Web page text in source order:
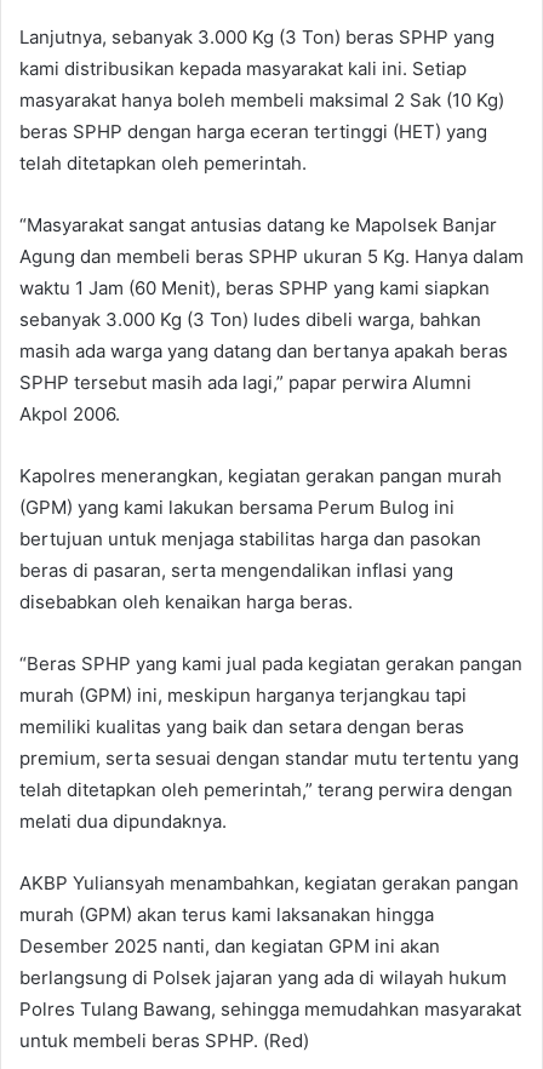
Lanjutnya, sebanyak 3.000 Kg (3 Ton) beras SPHP yang
kami distribusikan kepada masyarakat kali ini. Setiap
masyarakat hanya boleh membeli maksimal 2 Sak (10 Kg)
beras SPHP dengan harga eceran tertinggi (HET) yang
telah ditetapkan oleh pemerintah.
“Masyarakat sangat antusias datang ke Mapolsek Banjar
Agung dan membeli beras SPHP ukuran 5 Kg. Hanya dalam
waktu 1 Jam (60 Menit), beras SPHP yang kami siapkan
sebanyak 3.000 Kg (3 Ton) ludes dibeli warga, bahkan
masih ada warga yang datang dan bertanya apakah beras
SPHP tersebut masih ada lagi,” papar perwira Alumni
Akpol 2006.
Kapolres menerangkan, kegiatan gerakan pangan murah
(GPM) yang kami lakukan bersama Perum Bulog ini
bertujuan untuk menjaga stabilitas harga dan pasokan
beras di pasaran, serta mengendalikan inflasi yang
disebabkan oleh kenaikan harga beras.
“Beras SPHP yang kami jual pada kegiatan gerakan pangan
murah (GPM) ini, meskipun harganya terjangkau tapi
memiliki kualitas yang baik dan setara dengan beras
premium, serta sesuai dengan standar mutu tertentu yang
telah ditetapkan oleh pemerintah,” terang perwira dengan
melati dua dipundaknya.
AKBP Yuliansyah menambahkan, kegiatan gerakan pangan
murah (GPM) akan terus kami laksanakan hingga
Desember 2025 nanti, dan kegiatan GPM ini akan
berlangsung di Polsek jajaran yang ada di wilayah hukum
Polres Tulang Bawang, sehingga memudahkan masyarakat
untuk membeli beras SPHP. (Red)